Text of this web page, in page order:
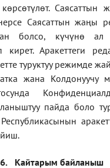
Саясаттын
Саясаттын жаңы
болсо, күчүнө ал
кирет. Аракеттеги
туруктуу режимде
жана Колдонуучу
пайда боло
6. Кайтарым байланыш